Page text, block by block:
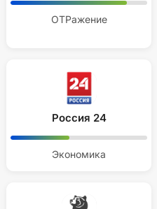
ОТРажение
Россия 24
Экономика